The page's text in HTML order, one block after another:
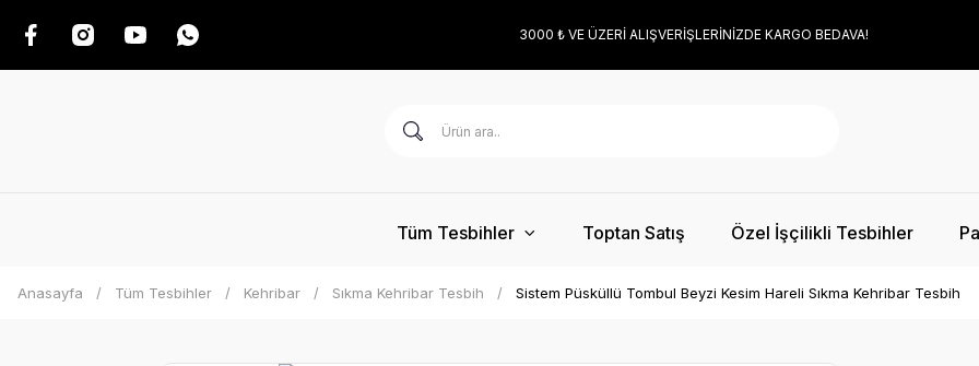
3000 ₺ VE ÜZERİ ALIŞVERİŞLERİNİZDE KARGO BEDAVA!
Tüm Tesbihler Toptan Satış Özel İşçilikli Tesbihler
Anasayfa Tüm Tesbihler Kehribar Sıkma Kehribar Tesbih Sistem Püsküllü Tombul Beyzi Kesim Hareli Sıkma Kehribar Tesbih